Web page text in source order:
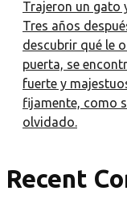
Trajeron un gato
Tres años
descubrir qué le
puerta, se
fuerte y
fijamente, como
olvidado.
Recent